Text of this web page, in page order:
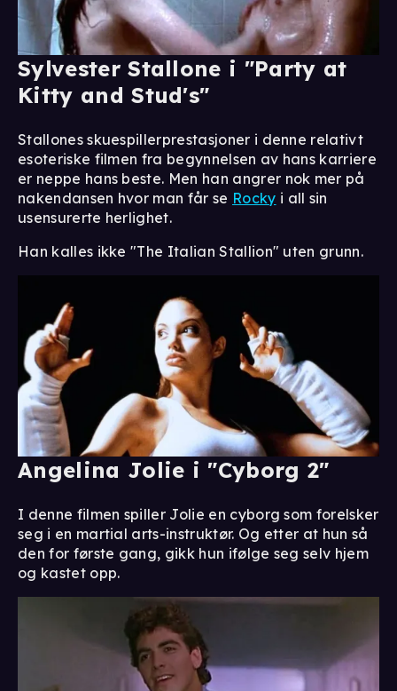
Sylvester Stallone i "Party at
Kitty and Stud's"
Stallones skuespillerprestasjoner i denne relativt
esoteriske filmen fra begynnelsen av hans karriere
er neppe hans beste. Men han angrer nok mer på
nakendansen hvor man får se Rocky i all sin
usensurerte herlighet.
Han kalles ikke "The Italian Stallion" uten grunn.
Angelina Jolie i "Cyborg 2"
I denne filmen spiller Jolie en cyborg som forelsker
seg i en martial arts-instruktør. Og etter at hun så
den for første gang, gikk hun ifølge seg selv hjem
og kastet opp.